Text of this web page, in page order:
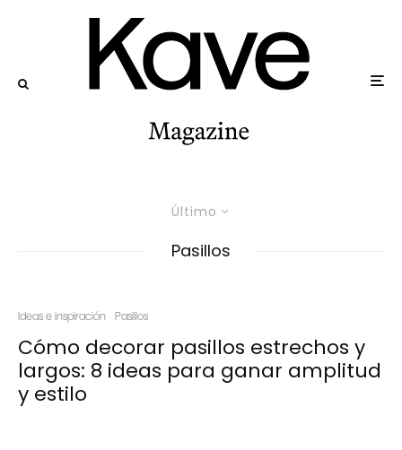
Último
Pasillos
Ideas e inspiración Pasillos
Cómo decorar pasillos estrechos y
largos: 8 ideas para ganar amplitud
y estilo